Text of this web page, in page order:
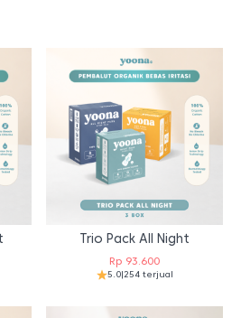
Trio Pack All Night
Rp 93.600
5.0|254 terjual